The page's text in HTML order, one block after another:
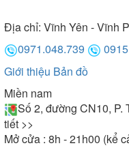
Địa chỉ: Vĩnh Yên - Vĩnh
0971.048.739
Giới thiệu Bản đồ
Miền nam
Số 2, đường CN10, P.
tiết >>
Mở cửa : 8h - 21h00 (kể